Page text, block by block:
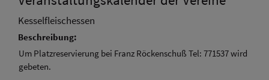
Kesselfleischessen
Beschreibung:
Um Platzreservierung bei Franz Röckenschuß Tel: 771537 wird
gebeten.